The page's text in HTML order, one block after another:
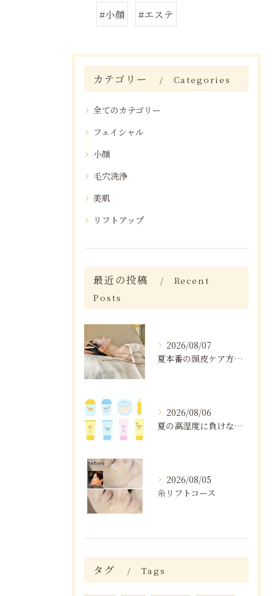
#小顔 #エステ
カテゴリー Categories
全てのカテゴリー
フェイシャル
小顔
毛穴洗浄
美肌
リフトアップ
最近の投稿
Recent
Posts
2026/08/07
夏本番の頭皮ケア方法と注意点
2026/08/06
夏の高湿度に負けない肌ケア術
2026/08/05
糸リフトコース
タグ Tags